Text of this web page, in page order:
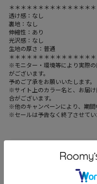
＊＊＊＊＊＊＊＊＊＊＊＊＊＊
透け感：なし
裏地：なし
伸縮性：あり
光沢感：なし
生地の厚さ：普通
＊＊＊＊＊＊＊＊＊＊＊＊＊＊
※モニター・環境等により実際
がございます。
予めご了承をお願いいたします。
※サイト上のカラー名と、お届
合がございます。
※他のキャンペーンにより、期間
※セールは予告なく終了させてい
SPIRALGIRL
WOMENS > ト